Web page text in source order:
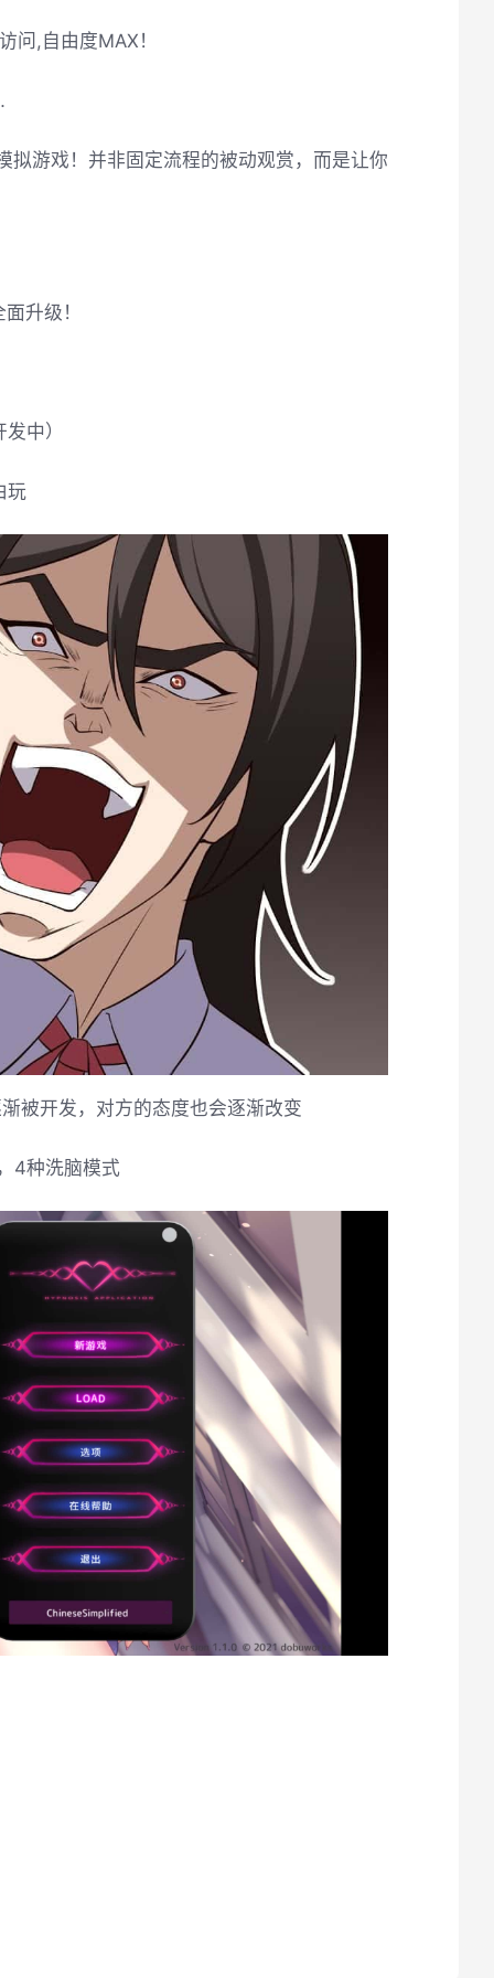
问,自由度MAX！
游戏！并非固定流程的被动观赏，而是让你
升级！
中）
玩
被开发，对方的态度也会逐渐改变
4种洗脑模式